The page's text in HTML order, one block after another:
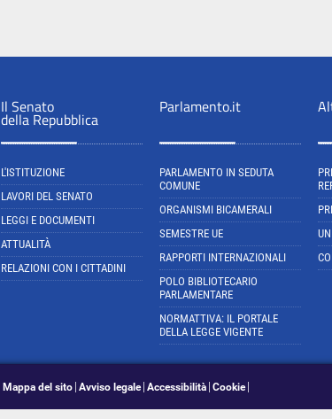
Il Senato
della Repubblica
L'ISTITUZIONE
LAVORI DEL SENATO
LEGGI E DOCUMENTI
ATTUALITÀ
RELAZIONI CON I CITTADINI
Parlamento.it
PARLAMENTO IN SEDUTA
COMUNE
ORGANISMI BICAMERALI
SEMESTRE UE
RAPPORTI INTERNAZIONALI
POLO BIBLIOTECARIO
PARLAMENTARE
NORMATTIVA: IL PORTALE
DELLA LEGGE VIGENTE
Mappa del sito Avviso legale Accessibilità Cookie